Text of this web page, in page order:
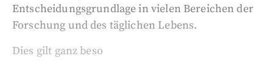
Entscheidungsgrundlage in vielen Bereichen der
Forschung und des täglichen Lebens.
Dies gilt ganz beso